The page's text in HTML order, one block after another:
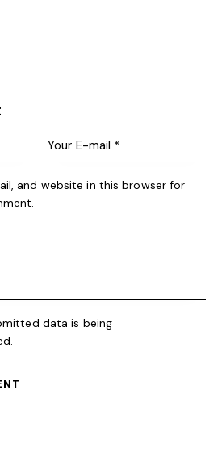
and website in this browser for
data is being
.